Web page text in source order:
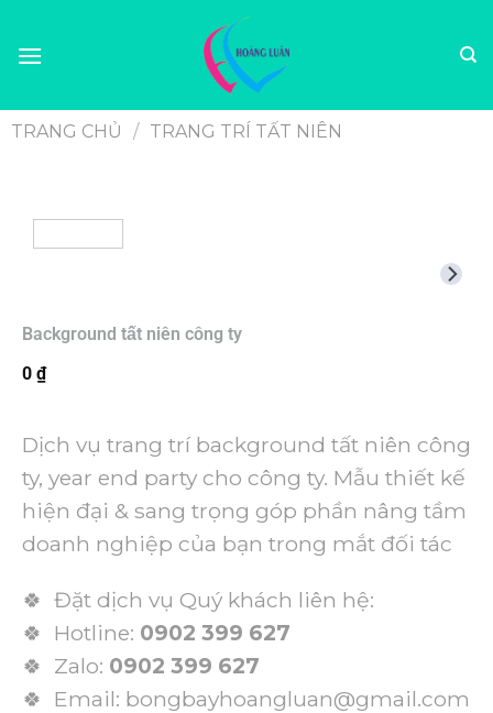
TRANG CHỦ / TRANG TRÍ TẤT NIÊN
Background tất niên công ty
0 ₫
Dịch vụ trang trí background tất niên công
ty, year end party cho công ty. Mẫu thiết kế
hiện đại & sang trọng góp phần nâng tầm
doanh nghiệp của bạn trong mắt đối tác
🍀 Đặt dịch vụ Quý khách liên hệ:
🍀 Hotline: 0902 399 627
🍀 Zalo: 0902 399 627
🍀 Email: bongbayhoangluan@gmail.com